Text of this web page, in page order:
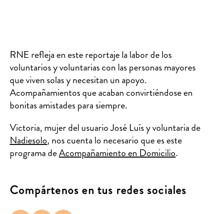
RNE refleja en este reportaje la labor de los
voluntarios y voluntarias con las personas mayores
que viven solas y necesitan un apoyo.
Acompañamientos que acaban convirtiéndose en
bonitas amistades para siempre.
Victoria, mujer del usuario José Luís y voluntaria de
Nadiesolo, nos cuenta lo necesario que es este
programa deAcompañamiento en Domicilio.
Compártenos en tus redes sociales